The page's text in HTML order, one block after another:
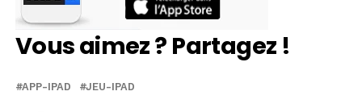
Vous aimez ? Partagez !
APP-IPAD JEU-IPAD